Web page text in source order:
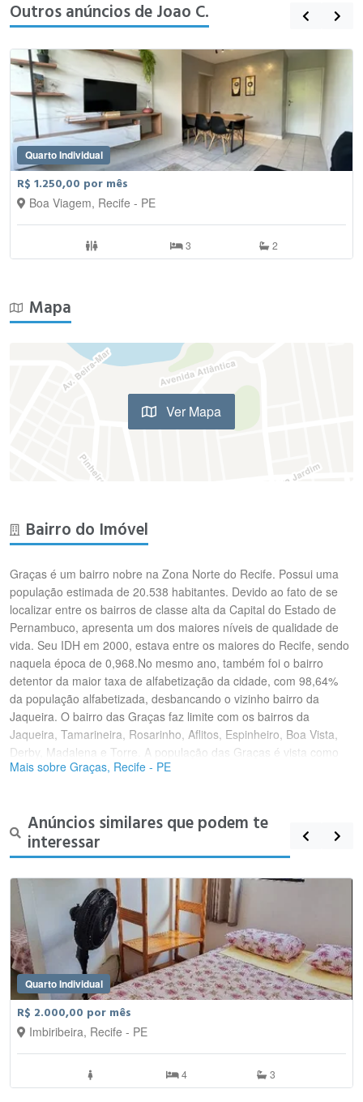
Outros anúncios de Joao C.
Quarto Individual
R$ 1.250,00 por mês
Boa Viagem, Recife - PE
3 2
Mapa
Ver Mapa
Bairro do Imóvel
Graças é um bairro nobre na Zona Norte do Recife. Possui uma
população estimada de 20.538 habitantes. Devido ao fato de se
localizar entre os bairros de classe alta da Capital do Estado de
Pernambuco, apresenta um dos maiores níveis de qualidade de
vida. Seu IDH em 2000, estava entre os maiores do Recife, sendo
naquela época de 0,968.No mesmo ano, também foi o bairro
detentor da maior taxa de alfabetização da cidade, com 98,64%
da população alfabetizada, desbancando o vizinho bairro da
Jaqueira. O bairro das Graças faz limite com os bairros da
Jaqueira, Tamarineira, Rosarinho, Aflitos, Espinheiro, Boa Vista,
Derby, Madalena e Torre. A população das Graças é vista como
uma das mais integradas socialmente e uma das mais bairristas
Associação por Amor às Graças e o famoso Café Coletivo das
Graças são provas cabais do espírito solidário e carinhoso que
toma conta dos corações dos gracenses.
Mais sobre Graças, Recife - PE
Anúncios similares que podem te
interessar
Quarto Individual
R$ 2.000,00 por mês
Imbiribeira, Recife - PE
4 3